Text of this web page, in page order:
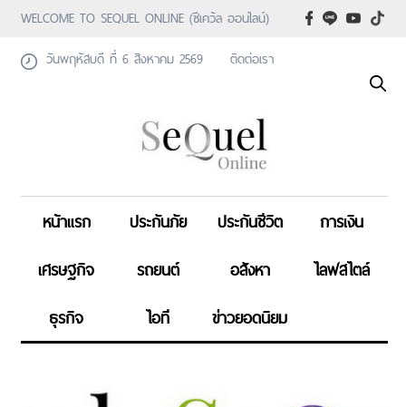
WELCOME TO SEQUEL ONLINE (ซีเคว้ล ออนไลน์)
วันพฤหัสบดี ที่ 6 สิงหาคม 2569
ติดต่อเรา
หน้าแรก ประกันภัย ประกันชีวิต
การเงิน
เศรษฐกิจ
รถยนต์ อสังหา
ไลฟสไตล์
ธุรกิจ
ไอที ข่าวยอดนิยม